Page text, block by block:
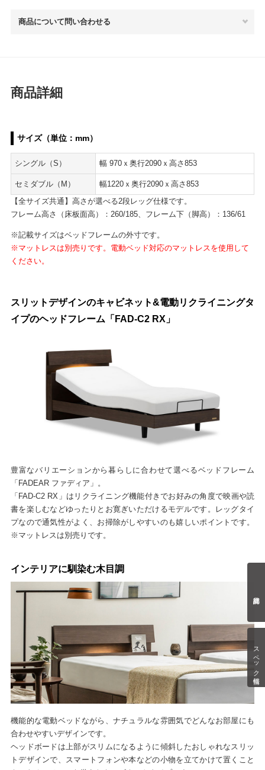
スペック情報
商品について問い合わせる
商品詳細
サイズ（単位：mm）
シングル（S） 幅 970ｘ奥行2090ｘ高さ853
セミダブル（M）
幅1220ｘ奥行2090ｘ高さ853
【全サイズ共通】高さが選べる2段レッグ仕様です。
フレーム高さ（床板面高）：260/185、フレーム下（脚高）：136/61
※記載サイズはベッドフレームの外寸です。
※マットレスは別売りです。電動ベッド対応のマットレスを使用して
ください。
スリットデザインのキャビネット&電動リクライニングタ
イプのヘッドフレーム「FAD-C2 RX」
豊富なバリエーションから暮らしに合わせて選べるベッドフレーム
「FADEAR ファディア」。
「FAD-C2 RX」はリクライニング機能付きでお好みの角度で映画や読
書を楽しむなどゆったりとお寛ぎいただけるモデルです。レッグタイ
プなので通気性がよく、お掃除がしやすいのも嬉しいポイントです。
※マットレスは別売りです。
インテリアに馴染む木目調
機能的な電動ベッドながら、ナチュラルな雰囲気でどんなお部屋にも
合わせやすいデザインです。
ヘッドボードは上部がスリムになるように傾斜したおしゃれなスリッ
トデザインで、スマートフォンや本などの小物を立てかけて置くこと